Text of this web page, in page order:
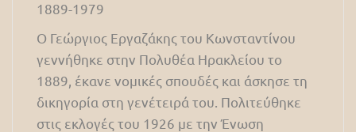
1889-1979
Ο Γεώργιος Εργαζάκης του Κωνσταντίνου
γεννήθηκε στην Πολυθέα Ηρακλείου το
1889, έκανε νομικές σπουδές και άσκησε τη
δικηγορία στη γενέτειρά του. Πολιτεύθηκε
στις εκλογές του 1926 με την Ένωση